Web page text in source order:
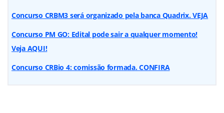
Concurso CRBM3 será organizado pela banca Quadrix. VEJA
Concurso PM GO: Edital pode sair a qualquer momento!
Veja AQUI!
Concurso CRBio 4: comissão formada. CONFIRA